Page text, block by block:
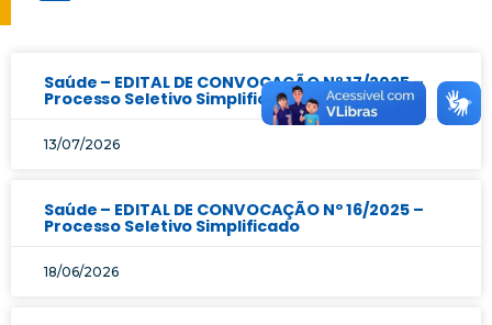
Saúde – EDITAL DE CONVOCAÇÃO Nº 17/2025 –
Processo Seletivo Simplificado
13/07/2026
Saúde – EDITAL DE CONVOCAÇÃO Nº 16/2025 –
Processo Seletivo Simplificado
18/06/2026